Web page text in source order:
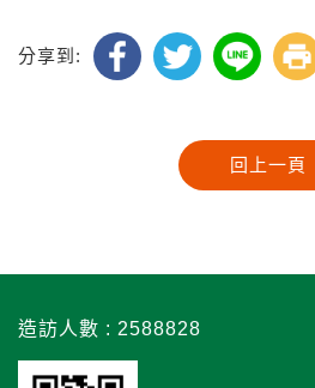
分享到:
造訪人數 : 2588828